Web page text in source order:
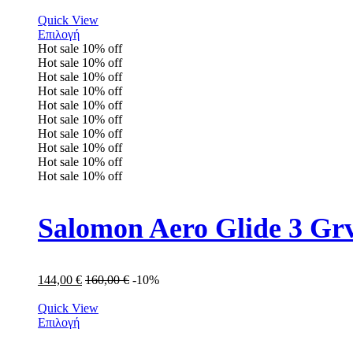
Quick View
Επιλογή
Hot sale 10% off
Hot sale 10% off
Hot sale 10% off
Hot sale 10% off
Hot sale 10% off
Hot sale 10% off
Hot sale 10% off
Hot sale 10% off
Hot sale 10% off
Hot sale 10% off
Salomon Aero Glide 3
144,00 € 160,00€ -10%
Quick View
Επιλογή